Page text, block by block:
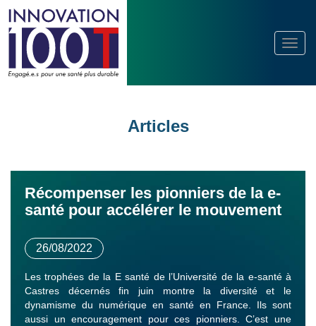
Articles
Récompenser les pionniers de la e-
santé pour accélérer le mouvement
26/08/2022
Les trophées de la E santé de l’Université de la e-santé à
Castres décernés fin juin montre la diversité et le
dynamisme du numérique en santé en France. Ils sont
aussi un encouragement pour ces pionniers. C’est une